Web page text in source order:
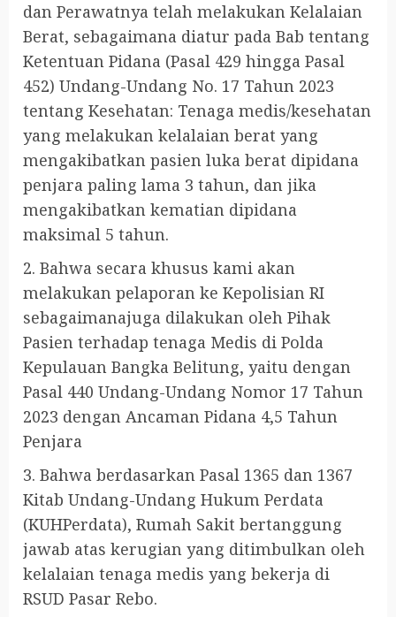
dan Perawatnya telah melakukan Kelalaian
Berat, sebagaimana diatur pada Bab tentang
Ketentuan Pidana (Pasal 429 hingga Pasal
452) Undang-Undang No. 17 Tahun 2023
tentang Kesehatan: Tenaga medis/kesehatan
yang melakukan kelalaian berat yang
mengakibatkan pasien luka berat dipidana
penjara paling lama 3 tahun, dan jika
mengakibatkan kematian dipidana
maksimal 5 tahun.
2. Bahwa secara khusus kami akan
melakukan pelaporan ke Kepolisian RI
sebagaimanajuga dilakukan oleh Pihak
Pasien terhadap tenaga Medis di Polda
Kepulauan Bangka Belitung, yaitu dengan
Pasal 440 Undang-Undang Nomor 17 Tahun
2023 dengan Ancaman Pidana 4,5 Tahun
Penjara
3. Bahwa berdasarkan Pasal 1365 dan 1367
Kitab Undang-Undang Hukum Perdata
(KUHPerdata), Rumah Sakit bertanggung
jawab atas kerugian yang ditimbulkan oleh
kelalaian tenaga medis yang bekerja di
RSUD Pasar Rebo.